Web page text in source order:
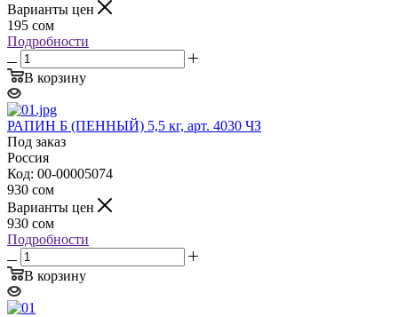
Варианты цен
195 сом
Подробности
В корзину
РАПИН Б (ПЕННЫЙ) 5,5 кг, арт. 4030 ЧЗ
Под заказ
Россия
Код: 00-00005074
930 сом
Варианты цен
930 сом
Подробности
В корзину